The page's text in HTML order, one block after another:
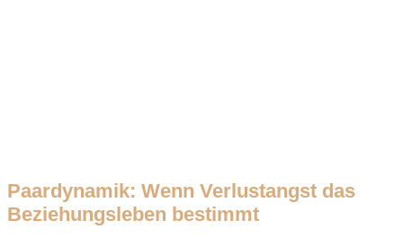
Paardynamik: Wenn Verlustangst das
Beziehungsleben bestimmt